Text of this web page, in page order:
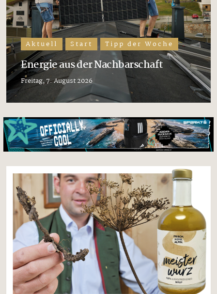
Aktuell Start Tipp der Woche
Energie aus der Nachbarschaft
Freitag, 7. August 2026